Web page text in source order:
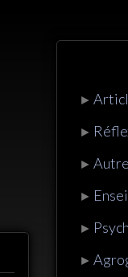
►
►
►
►
►
►